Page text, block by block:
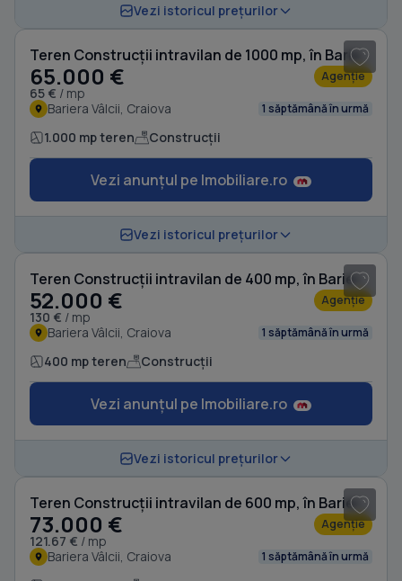
Vezi istoricul prețurilor
Teren Construcții intravilan de 1000 mp, în Bariera Vâlcii
65.000 €
65 € / mp
Agenție
Bariera Vâlcii, Craiova 1 săptămână în urmă
1.000 mp teren Construcții
Vezi anunțul pe Imobiliare.ro
Vezi istoricul prețurilor
Teren Construcții intravilan de 400 mp, în Bariera Vâlcii
52.000 €
130 € / mp
Agenție
Bariera Vâlcii, Craiova 1 săptămână în urmă
400 mp teren Construcții
Vezi anunțul pe Imobiliare.ro
Vezi istoricul prețurilor
Teren Construcții intravilan de 600 mp, în Bariera Vâlcii
73.000 €
121.67 € / mp
Agenție
Bariera Vâlcii, Craiova 1 săptămână în urmă